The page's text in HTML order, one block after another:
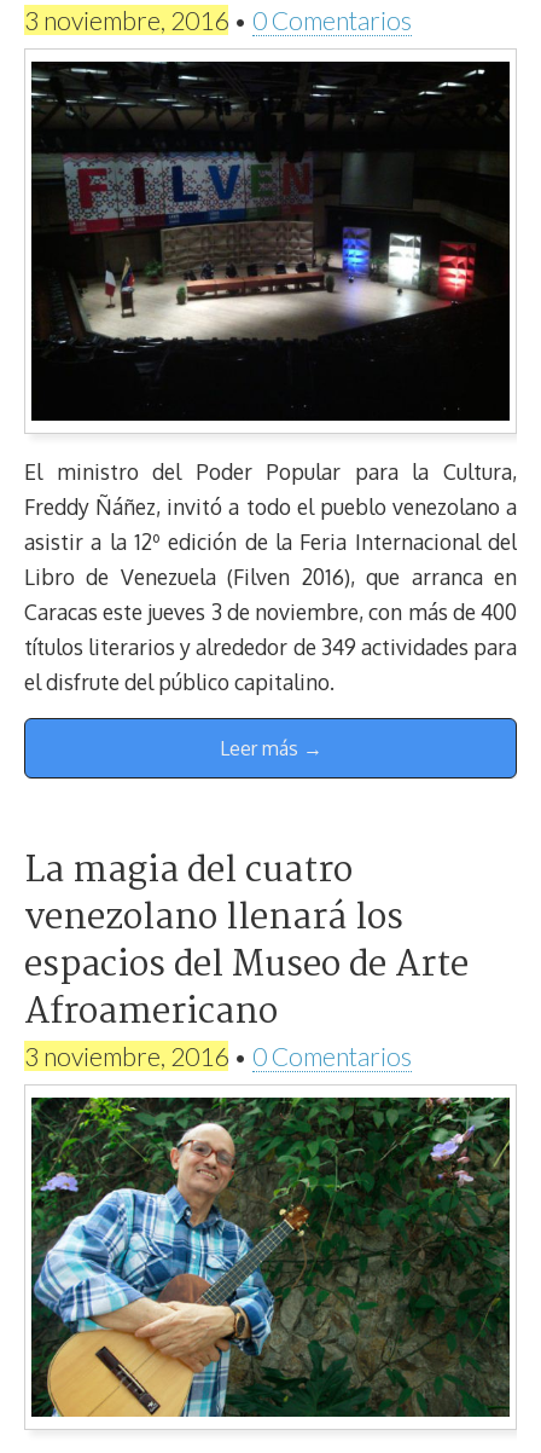
3 noviembre, 2016 • 0 Comentarios
El ministro del Poder Popular para la Cultura,
Freddy Ñáñez, invitó a todo el pueblo venezolano a
asistir a la 12º edición de la Feria Internacional del
Libro de Venezuela (Filven 2016), que arranca en
Caracas este jueves 3 de noviembre, con más de 400
títulos literarios y alrededor de 349 actividades para
el disfrute del público capitalino.
Leer más →
La magia del cuatro
venezolano llenará los
espacios del Museo de Arte
Afroamericano
3 noviembre, 2016 • 0 Comentarios